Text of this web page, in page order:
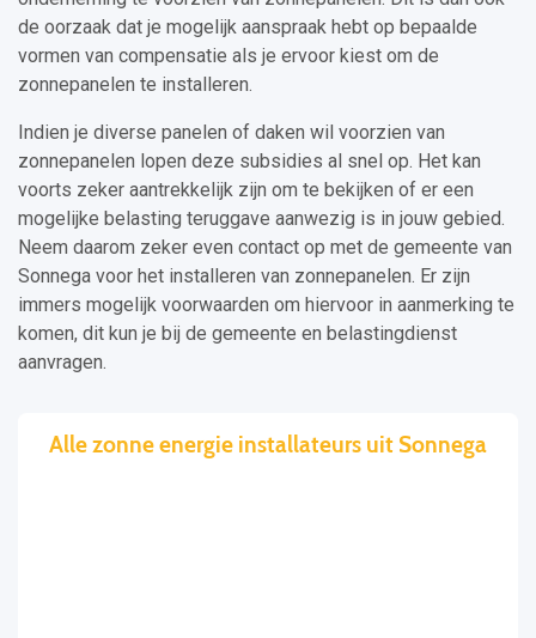
de oorzaak dat je mogelijk aanspraak hebt op bepaalde
vormen van compensatie als je ervoor kiest om de
zonnepanelen te installeren.
Indien je diverse panelen of daken wil voorzien van
zonnepanelen lopen deze subsidies al snel op. Het kan
voorts zeker aantrekkelijk zijn om te bekijken of er een
mogelijke belasting teruggave aanwezig is in jouw gebied.
Neem daarom zeker even contact op met de gemeente van
Sonnega voor het installeren van zonnepanelen. Er zijn
immers mogelijk voorwaarden om hiervoor in aanmerking te
komen, dit kun je bij de gemeente en belastingdienst
aanvragen.
Alle zonne energie installateurs uit Sonnega